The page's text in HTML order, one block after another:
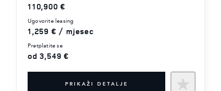
110,900 €
ugovorite leasing
1,259 € / mjesec
pretplatite se
od 3,549 €
PRIKAŽI DETALJE